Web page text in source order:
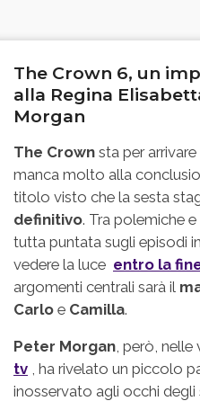
The Crown 6, un
alla Regina
Morgan
The Crown sta per
manca molto alla
titolo visto che la sesta
definitivo. Tra polemiche
tutta puntata sugli episodi
vedere la luce entro la
argomenti centrali sarà il
Carlo e Camilla.
Peter Morgan, però, nelle
tv , ha rivelato un piccolo
inosservato agli occhi